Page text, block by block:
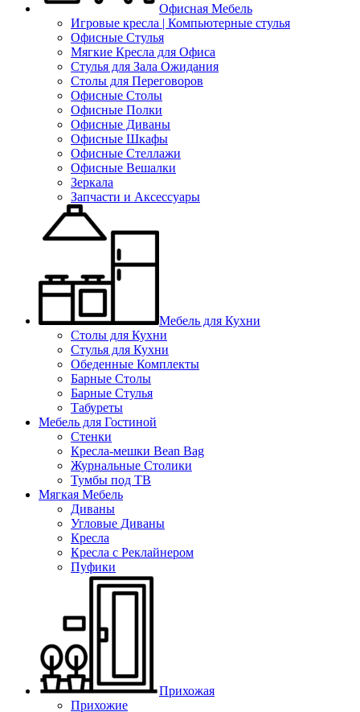
Офисная Мебель
Игровые кресла | Компьютерные стулья
Офисные Стулья
Мягкие Кресла для Офиса
Стулья для Зала Ожидания
Столы для Переговоров
Офисные Столы
Офисные Полки
Офисные Диваны
Офисные Шкафы
Офисные Стеллажи
Офисные Вешалки
Зеркала
Запчасти и Аксессуары
Мебель для Кухни
Столы для Кухни
Стулья для Кухни
Обеденные Комплекты
Барные Столы
Барные Стулья
Табуреты
Мебель для Гостиной
Стенки
Кресла-мешки Bean Bag
Журнальные Столики
Тумбы под ТВ
Мягкая Мебель
Диваны
Угловые Диваны
Кресла
Кресла с Реклайнером
Пуфики
Прихожая
Прихожие